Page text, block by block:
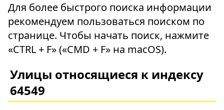
Для более быстрого поиска информации
рекомендуем пользоваться поиском по
странице. Чтобы начать поиск, нажмите
«CTRL + F» («CMD + F» на macOS).
Улицы относящиеся к индексу
64549